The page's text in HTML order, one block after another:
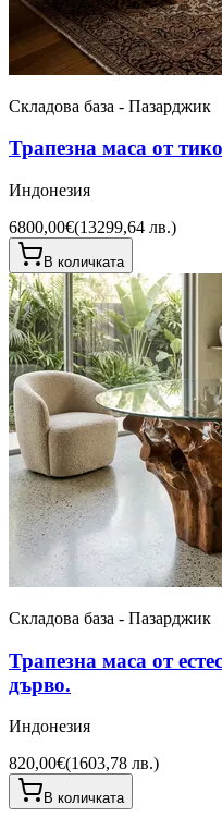
Складова база - Пазарджик
Трапезна маса от
Индонезия
6800,00€(13299,64 лв.)
В количката
Складова база - Пазарджик
Трапезна маса от
дърво.
Индонезия
820,00€(1603,78 лв.)
В количката